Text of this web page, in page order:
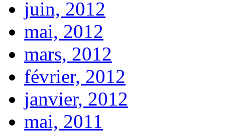
juin, 2012
mai, 2012
mars, 2012
février, 2012
janvier, 2012
mai, 2011